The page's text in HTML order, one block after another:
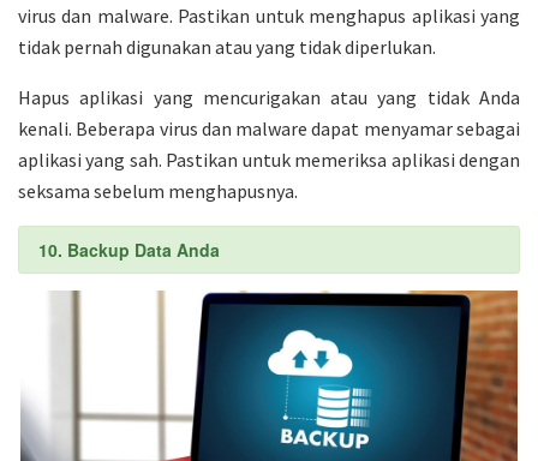
virus dan malware. Pastikan untuk menghapus aplikasi yang
tidak pernah digunakan atau yang tidak diperlukan.
Hapus aplikasi yang mencurigakan atau yang tidak Anda
kenali. Beberapa virus dan malware dapat menyamar sebagai
aplikasi yang sah. Pastikan untuk memeriksa aplikasi dengan
seksama sebelum menghapusnya.
10. Backup Data Anda